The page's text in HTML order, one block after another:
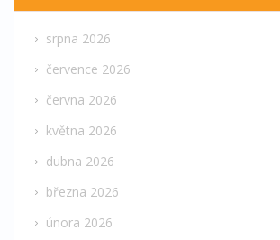
srpna 2026
července 2026
června 2026
května 2026
dubna 2026
března 2026
února 2026